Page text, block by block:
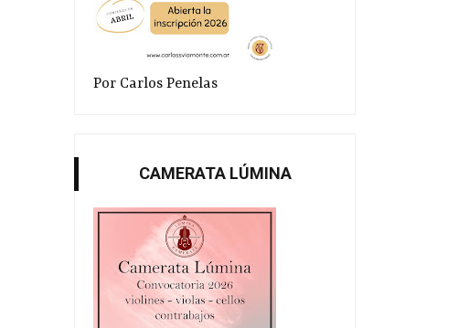
Por Carlos Penelas
CAMERATA LÚMINA